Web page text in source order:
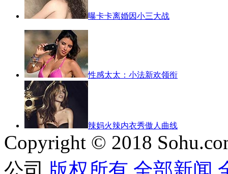
曝卡卡离婚因小三大战
性感太太：小法新欢领衔
辣妈火辣内衣秀傲人曲线
Copyright © 2018